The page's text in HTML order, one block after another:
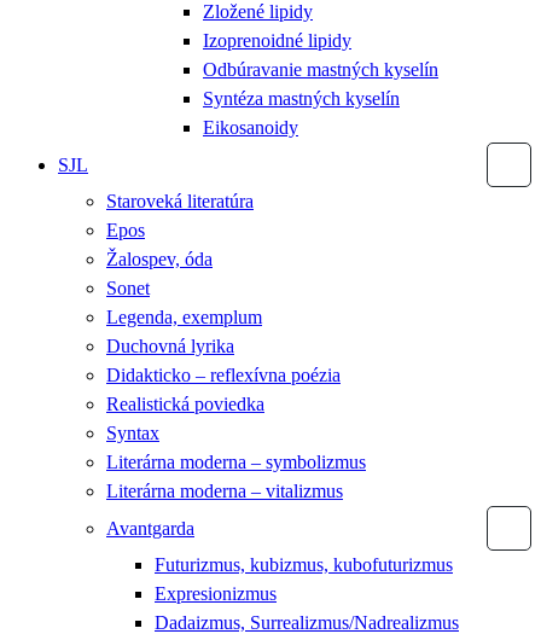
Zložené lipidy
Izoprenoidné lipidy
Odbúravanie mastných kyselín
Syntéza mastných kyselín
Eikosanoidy
SJL
Staroveká literatúra
Epos
Žalospev, óda
Sonet
Legenda, exemplum
Duchovná lyrika
Didakticko – reflexívna poézia
Realistická poviedka
Syntax
Literárna moderna – symbolizmus
Literárna moderna – vitalizmus
Avantgarda
Futurizmus, kubizmus, kubofuturizmus
Expresionizmus
Dadaizmus, Surrealizmus/Nadrealizmus